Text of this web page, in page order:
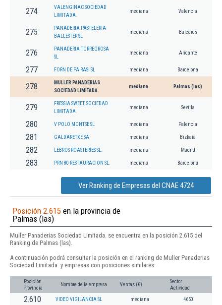
274
VALENGINAC SOCIEDAD
LIMITADA.
mediana Valencia
275
PANADERIA PASTELERIA
BALLESTER SL
mediana Baleares
276
PANADERIA TORREGROSA
SL
mediana Alicante
277 FORN DE PA RASI SL mediana Barcelona
278
MULLER PANADERIAS
SOCIEDAD LIMITADA.
mediana Palmas (las)
279
FRESSIA SWEET, SOCIEDAD
LIMITADA.
mediana Sevilla
280 V POLO MONTSE SL mediana Palencia
281 GALDARETXE SA mediana Bizkaia
282 LEBROS ROASTERIES SL. mediana Madrid
283 PRN 80 RESTAURACION SL. mediana Barcelona
Ver Ranking de Empresas del CNAE 4724
Posición 2.615 en la provincia de
Palmas (las)
Muller Panaderias Sociedad Limitada. se encuentra en la posición 2.615 del
Ranking de Palmas (las).
A continuación podrá consultar la posición en el ranking de Muller Panaderias
Sociedad Limitada. y empresas con posiciones similares:
Posición
Provincia
Nombre de la empresa Ventas (€)
Sector
Actividad
2.610 VIDEO VIGILANCIA SL mediana 4650